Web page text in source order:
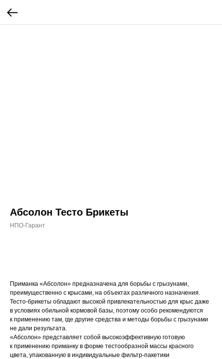
Абсолон Тесто Брикеты
НПО-Гарант
Приманка «Абсолон» предназначена для борьбы с грызунами,
преимущественно с крысами, на объектах различного назначения.
Тесто-брикеты обладают высокой привлекательностью для крыс даже
в условиях обильной кормовой базы, поэтому особо рекомендуются
к применению там, где другие средства и методы борьбы с грызунами
не дали результата.
«Абсолон» представляет собой высокоэффективную готовую
к применению приманку в форме тестообразной массы красного
цвета, упакованную в индивидуальные фильтр-пакетики